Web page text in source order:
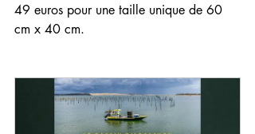
49 euros pour une taille unique de 60
cm x 40 cm.